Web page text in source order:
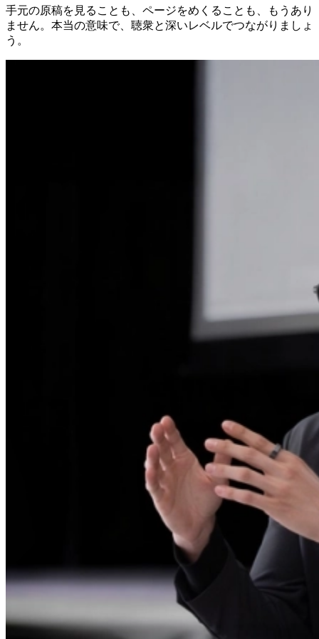
手元の原稿を見ることも、ページをめくることも、もうあり
ません。本当の意味で、聴衆と深いレベルでつながりましょ
う。